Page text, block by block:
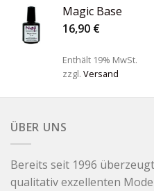
Magic Base
16,90 €
Enthält 19% MwSt.
zzgl. Versand
ÜBER UNS
Bereits seit 1996
qualitativ exzellenten